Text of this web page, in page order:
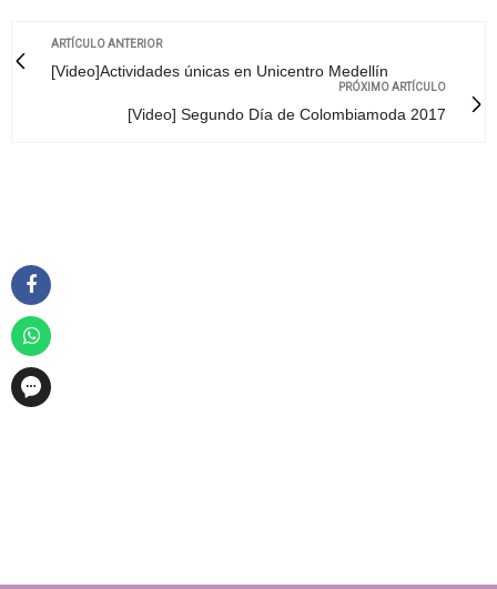
ARTÍCULO ANTERIOR
[Video]Actividades únicas en Unicentro Medellín
PRÓXIMO ARTÍCULO
[Video] Segundo Día de Colombiamoda 2017